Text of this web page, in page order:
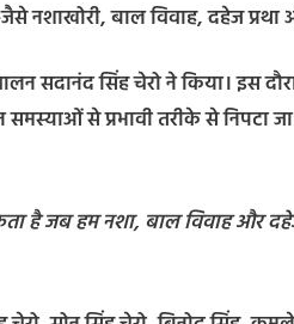
बाल विवाह, दहेज प्रथा
सदानंद सिंह चेरो ने किया। इस
से प्रभावी तरीके से निपटा
है जब हम नशा, बाल विवाह और